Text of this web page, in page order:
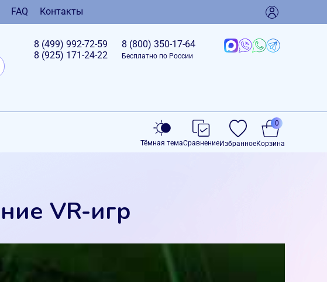
FAQ Контакты
8 (499) 992-72-59
8 (925) 171-24-22
8 (800) 350-17-64
Бесплатно по России
Тёмная темаСравнениеИзбранноеКорзина
0
VR-игр